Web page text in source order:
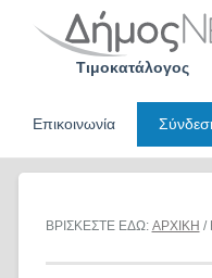
Τιμοκατάλογος
Επικοινωνία
ΒΡΙΣΚΕΣΤΕ ΕΔΩ: ΑΡΧΙΚΗ /